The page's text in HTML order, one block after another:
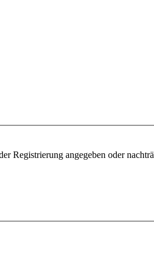
Registrierung angegeben oder